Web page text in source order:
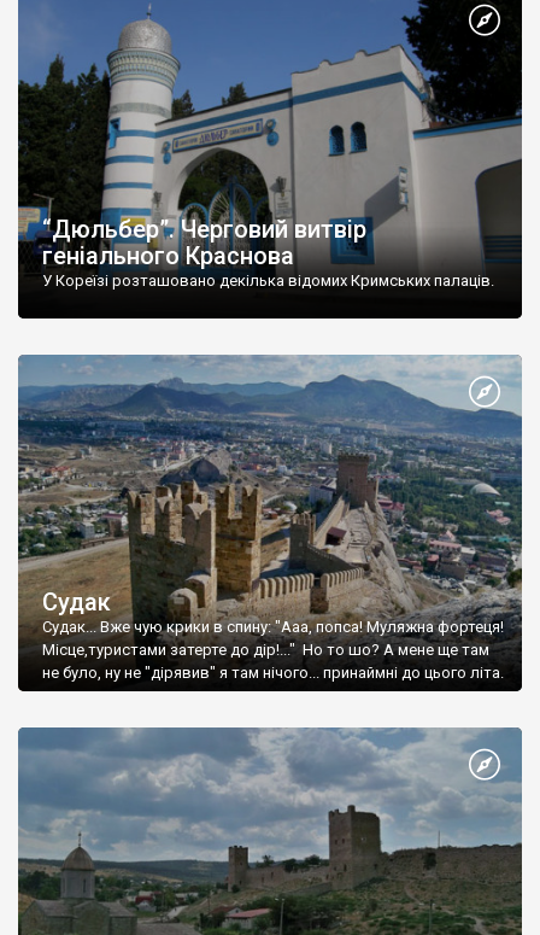
“Дюльбер”. Черговий витвір
геніального Краснова
У Кореїзі розташовано декілька відомих Кримських палаців.
Судак
Судак... Вже чую крики в спину: "Ааа, попса! Муляжна фортеця!
Місце,туристами затерте до дір!..." Но то шо? А мене ще там
не було, ну не "дірявив" я там нічого... принаймні до цього літа.